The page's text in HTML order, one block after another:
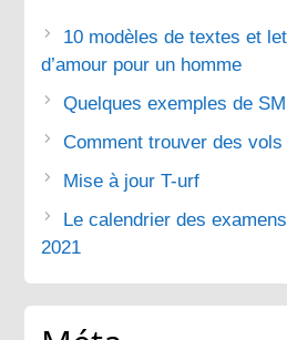
10 modèles de textes et
d’amour pour un homme
Quelques exemples de
Comment trouver des
Mise à jour T-urf
Le calendrier des
2021